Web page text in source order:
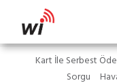
Kart İle Serbest
Sorgu